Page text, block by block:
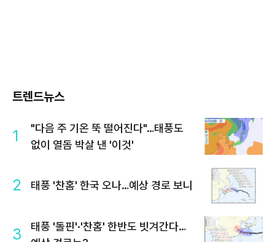
트렌드뉴스
1
"다음 주 기온 뚝 떨어진다"…태풍도
없이 열돔 박살 낸 '이것'
2 태풍 '찬홈' 한국 오나…예상 경로 보니
3
태풍 '돌핀'·'찬홈' 한반도 빗겨간다…